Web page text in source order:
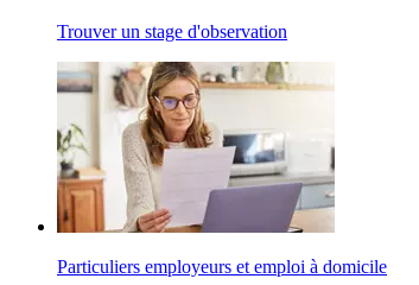
Trouver un stage d'observation
Particuliers employeurs et emploi à domicile